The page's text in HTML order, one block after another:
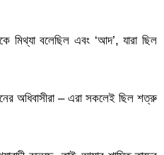
মিথ্যা বলেছিল এবং ‘আদ’, যারা ছিল
অধিবাসীরা – এরা সকলেই ছিল শত্রু